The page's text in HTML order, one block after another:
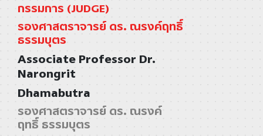
กรรมการ (JUDGE)
รองศาสตราจารย์ ดร. ณรงค์ฤทธิ์
ธรรมบุตร
Associate Professor Dr.
Narongrit
Dhamabutra
รองศาสตราจารย์ ดร. ณรงค์
ฤทธิ์ ธรรมบุตร